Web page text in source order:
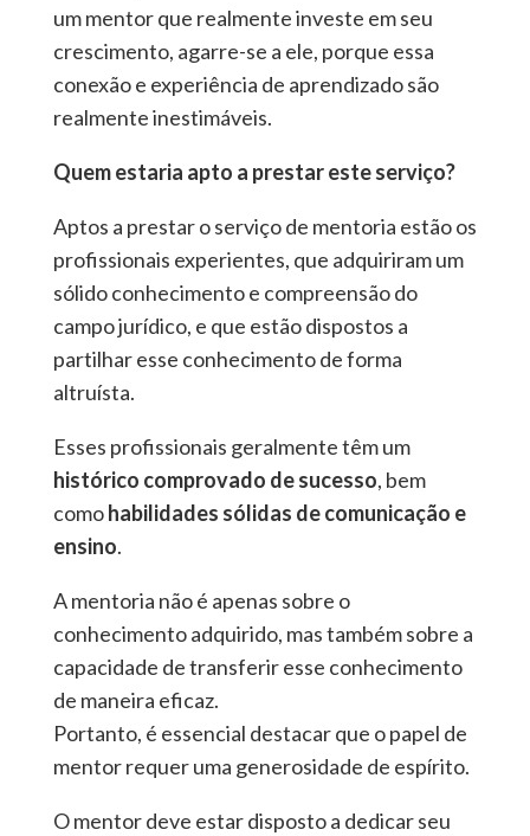
um mentor que realmente investe em seu
crescimento, agarre-se a ele, porque essa
conexão e experiência de aprendizado são
realmente inestimáveis.
Quem estaria apto a prestar este serviço?
Aptos a prestar o serviço de mentoria estão os
profissionais experientes, que adquiriram um
sólido conhecimento e compreensão do
campo jurídico, e que estão dispostos a
partilhar esse conhecimento de forma
altruísta.
Esses profissionais geralmente têm um
histórico comprovado de sucesso, bem
comohabilidades sólidas de comunicação e
ensino.
A mentoria não é apenas sobre o
conhecimento adquirido, mas também sobre a
capacidade de transferir esse conhecimento
de maneira eficaz.
Portanto, é essencial destacar que o papel de
mentor requer uma generosidade de espírito.
O mentor deve estar disposto a dedicar seu